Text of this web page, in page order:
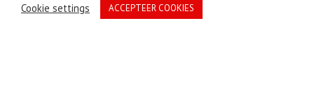
E-mail: info@ex-tra.eu
Cookie settings ACCEPTEER COOKIES